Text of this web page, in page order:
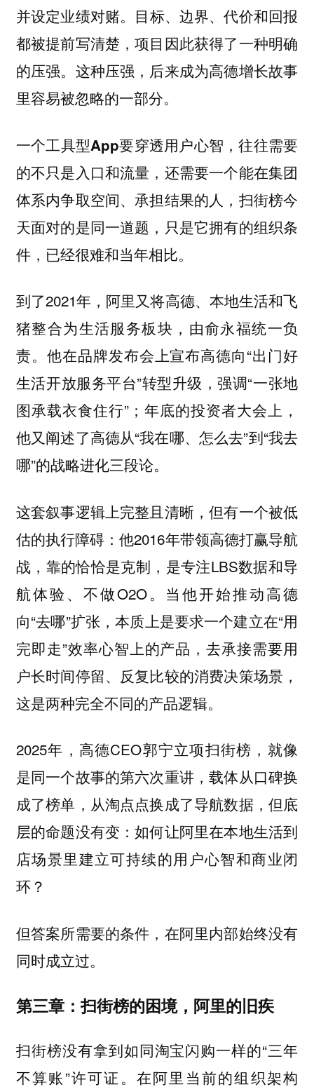
并设定业绩对赌。 目标、边界、代价和回报
都被提前写清楚，项目因此获得了一种明确
的压强。这种压强，后来成为高德增长故事
里容易被忽略的一部分。
一个工具型App要穿透用户心智，往往需要
的不只是入口和流量，还需要一个能在集团
体系内争取空间、承担结果的人，扫街榜今
天面对的是同一道题，只是它拥有的组织条
件，已经很难和当年相比。
到了2021年，阿里又将高德、本地生活和飞
猪整合为生活服务板块，由俞永福统一负
责。他在品牌发布会上宣布高德向“出门好
生活开放服务平台”转型升级，强调“一张地
图承载衣食住行”；年底的投资者大会上，
他又阐述了高德从“我在哪、怎么去”到“我去
哪”的战略进化三段论。
这套叙事逻辑上完整且清晰，但有一个被低
估的执行障碍：他2016年带领高德打赢导航
战，靠的恰恰是克制，是专注LBS数据和导
航体验、不做O2O。当他开始推动高德
向“去哪”扩张，本质上是要求一个建立在“用
完即走”效率心智上的产品，去承接需要用
户长时间停留、反复比较的消费决策场景，
这是两种完全不同的产品逻辑。
2025年，高德CEO郭宁立项扫街榜，就像
是同一个故事的第六次重讲，载体从口碑换
成了榜单，从淘点点换成了导航数据，但底
层的命题没有变：如何让阿里在本地生活到
店场景里建立可持续的用户心智和商业闭
环？
但答案所需要的条件，在阿里内部始终没有
同时成立过。
第三章：扫街榜的困境，阿里的旧疾
扫街榜没有拿到如同淘宝闪购一样的“三年
不算账”许可证。在阿里当前的组织架构